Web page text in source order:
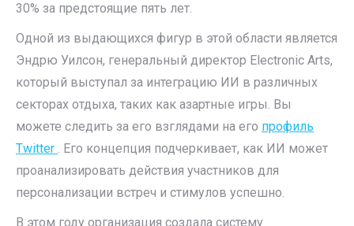
30% за предстоящие пять лет.
Одной из выдающихся фигур в этой области является
Эндрю Уилсон, генеральный директор Electronic Arts,
который выступал за интеграцию ИИ в различных
секторах отдыха, таких как азартные игры. Вы
можете следить за его взглядами на его профиль
Twitter . Его концепция подчеркивает, как ИИ может
проанализировать действия участников для
персонализации встреч и стимулов успешно.
В этом году организация создала систему